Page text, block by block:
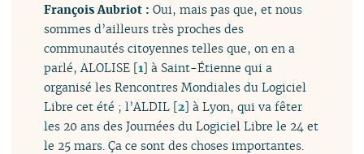
François Aubriot :Oui, mais pas que, et nous
sommes d’ailleurs très proches des
communautés citoyennes telles que, on en a
parlé, ALOLISE [1] à Saint-Étienne qui a
organisé les Rencontres Mondiales du Logiciel
Libre cet été ; l’ALDIL [2] à Lyon, qui va fêter
les 20 ans des Journées du Logiciel Libre le 24 et
le 25 mars. Ça ce sont des choses importantes.